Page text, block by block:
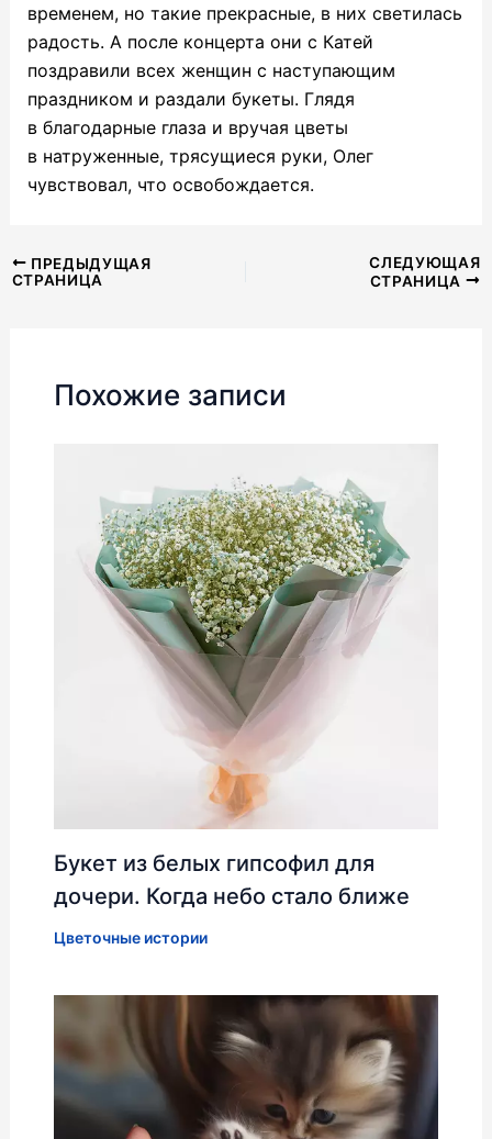
временем, но такие прекрасные, в них светилась
радость. А после концерта они с Катей
поздравили всех женщин с наступающим
праздником и раздали букеты. Глядя
в благодарные глаза и вручая цветы
в натруженные, трясущиеся руки, Олег
чувствовал, что освобождается.
Навигация
по
ПРЕДЫДУЩАЯ
СТРАНИЦА
СЛЕДУЮЩАЯ
СТРАНИЦА
Похожие записи
Букет из белых гипсофил для
дочери. Когда небо стало ближе
Цветочные истории